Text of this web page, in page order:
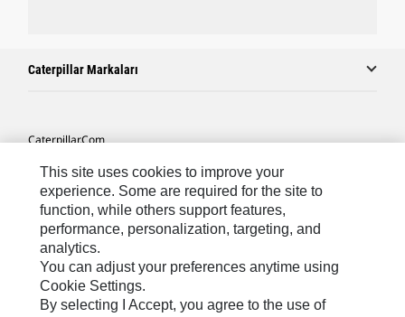
Caterpillar Markaları
Caterpillar.com
Caterpillar Müşteri Hizmetleri Ve Iletişim
Site Haritası
Cookie Settings
Yasal
Gizlilik
This site uses cookies to improve your
experience. Some are required for the site to
function, while others support features,
performance, personalization, targeting, and
analytics.
You can adjust your preferences anytime using
Cookie Settings.
By selecting I Accept, you agree to the use of